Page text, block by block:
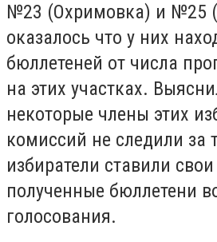
№23 (Охримовка) и №25
оказалось что у них
бюллетеней от числа
на этих участках.
некоторые члены этих
комиссий не следили за
избиратели ставили
полученные бюллетени
голосования.